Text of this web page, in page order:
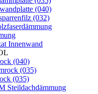
(040)
(032)
Innenwand
(040)
(035)
(035)
Steildachdämmung